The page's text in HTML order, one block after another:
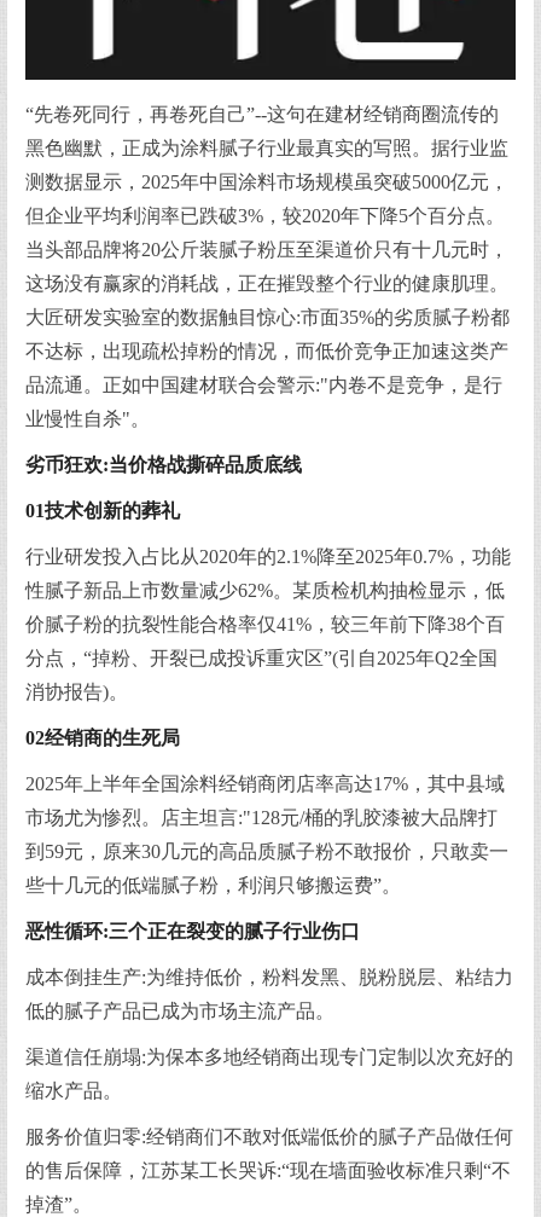
“先卷死同行，再卷死自己”--这句在建材经销商圈流传的
黑色幽默，正成为涂料腻子行业最真实的写照。据行业监
测数据显示，2025年中国涂料市场规模虽突破5000亿元，
但企业平均利润率已跌破3%，较2020年下降5个百分点。
当头部品牌将20公斤装腻子粉压至渠道价只有十几元时，
这场没有赢家的消耗战，正在摧毁整个行业的健康肌理。
大匠研发实验室的数据触目惊心:市面35%的劣质腻子粉都
不达标，出现疏松掉粉的情况，而低价竞争正加速这类产
品流通。正如中国建材联合会警示:"内卷不是竞争，是行
业慢性自杀"。
劣币狂欢:当价格战撕碎品质底线
01技术创新的葬礼
行业研发投入占比从2020年的2.1%降至2025年0.7%，功能
性腻子新品上市数量减少62%。某质检机构抽检显示，低
价腻子粉的抗裂性能合格率仅41%，较三年前下降38个百
分点，“掉粉、开裂已成投诉重灾区”(引自2025年Q2全国
消协报告)。
02经销商的生死局
2025年上半年全国涂料经销商闭店率高达17%，其中县域
市场尤为惨烈。店主坦言:"128元/桶的乳胶漆被大品牌打
到59元，原来30几元的高品质腻子粉不敢报价，只敢卖一
些十几元的低端腻子粉，利润只够搬运费”。
恶性循环:三个正在裂变的腻子行业伤口
成本倒挂生产:为维持低价，粉料发黑、脱粉脱层、粘结力
低的腻子产品已成为市场主流产品。
渠道信任崩塌:为保本多地经销商出现专门定制以次充好的
缩水产品。
服务价值归零:经销商们不敢对低端低价的腻子产品做任何
的售后保障，江苏某工长哭诉:“现在墙面验收标准只剩“不
掉渣”。